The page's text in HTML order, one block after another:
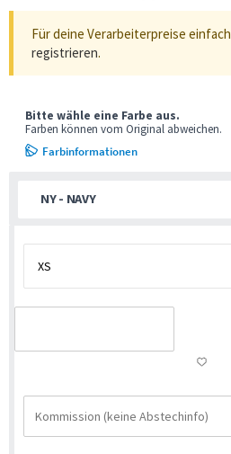
Für deine Verarbeiterpreise einfach
registrieren.
NY - NAVY
Bitte wähle eine Farbe aus.
Farben können vom Original abweichen.
Farbinformationen